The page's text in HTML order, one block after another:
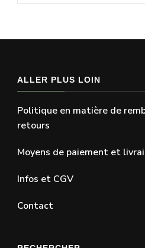
ALLER PLUS LOIN
Politique en matière de
retours
Moyens de paiement et
Infos et CGV
Contact